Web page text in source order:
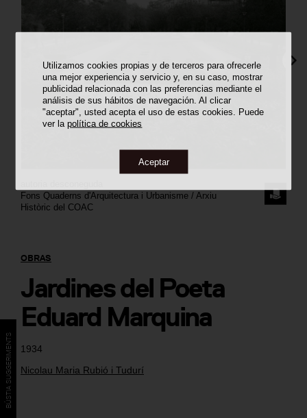
Utilizamos cookies propias y de terceros para ofrecerle
una mejor experiencia y servicio y, en su caso, mostrar
publicidad relacionada con las preferencias mediante el
análisis de sus hábitos de navegación. Al clicar
"aceptar", usted acepta el uso de estas cookies. Puede
ver lapolítica de cookies
Aceptar
1934
Nicolau Maria Rubió i Tudurí
OBRAS
Jardines del Poeta
Eduard Marquina
Fons Quaderns d'Arquitectura i Urbanisme / Arxiu
Històric del COAC
BÚSTIA SUGGERIMENTS